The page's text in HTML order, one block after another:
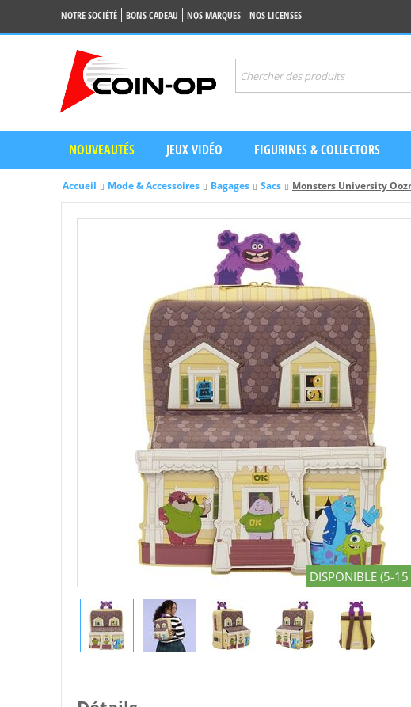
NOTRE SOCIÉTÉ BONS CADEAU NOS MARQUES NOS LICENSES
NOUVEAUTÉS JEUX VIDÉO FIGURINES & COLLECTORS
Accueil Mode & Accessoires Bagages Sacs Monsters University
DISPONIBLE (5-